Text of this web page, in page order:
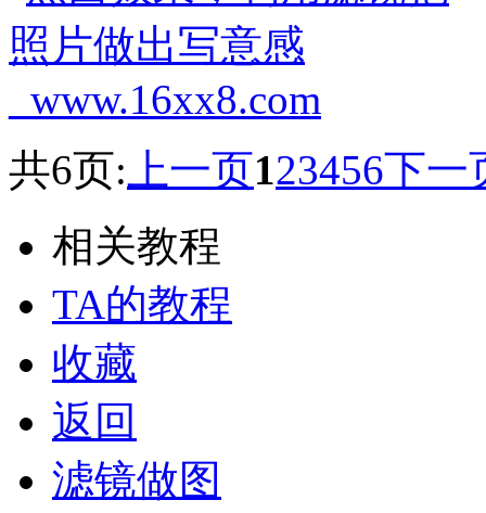
共6页: 上一页123456下一
相关教程
TA的教程
收藏
返回
滤镜做图